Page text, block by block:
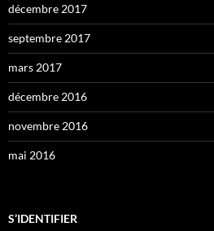
décembre 2017
septembre 2017
mars 2017
décembre 2016
novembre 2016
mai 2016
S’IDENTIFIER